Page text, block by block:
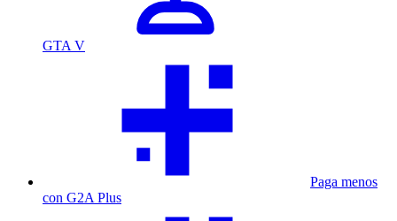
GTA V
Paga menos
con G2A Plus